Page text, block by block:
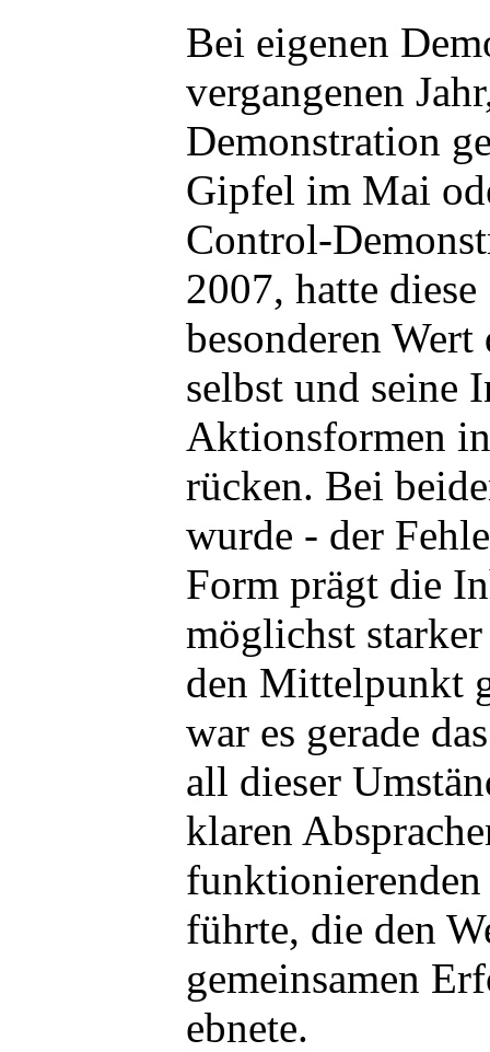
Bei eigenen
vergangenen
Demonstration
Gipfel im Mai
Control-
2007, hatte diese
besonderen
selbst und seine
Aktionsformen
rücken. Bei
wurde - der
Form prägt die
möglichst
den Mittelpunkt
war es gerade
all dieser
klaren
führte, die den
gemeinsamen
ebnete.